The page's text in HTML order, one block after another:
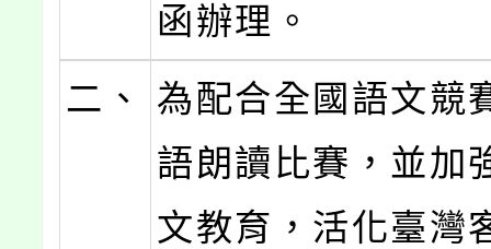
函辦理。
二、
為配合全國語文競
語朗讀比賽，並加
文教育，活化臺灣